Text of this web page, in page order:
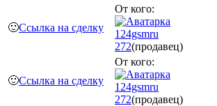
🙂Ссылка на сделку
От кого:
124gsmru
272(продавец)
🙂Ссылка на сделку
От кого:
124gsmru
272(продавец)